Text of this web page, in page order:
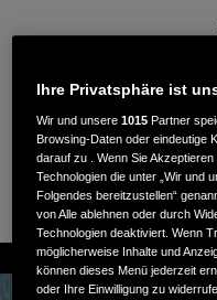
Ihre Privatsphäre ist
Wir und unsere1015 Partner
Browsing-Daten oder eindeutige
darauf zu . Wenn Sie
Technologien die unter „Wir und
Folgendes bereitzustellen“
von Alle ablehnen oder durch
Technologien deaktiviert. Wenn
möglicherweise Inhalte und
können dieses Menü jederzeit
oder Ihre Einwilligung zu